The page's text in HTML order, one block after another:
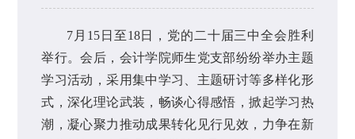
7月15日至18日，党的二十届三中全会胜利
举行。会后，会计学院师生党支部纷纷举办主题
学习活动，采用集中学习、主题研讨等多样化形
式，深化理论武装，畅谈心得感悟，掀起学习热
潮，凝心聚力推动成果转化见行见效，力争在新